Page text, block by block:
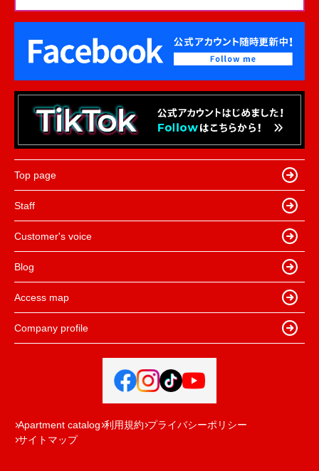
Top page
Staff
Customer's voice
Blog
Access map
Company profile
Apartment catalog 利用規約 プライバシーポリシー
サイトマップ